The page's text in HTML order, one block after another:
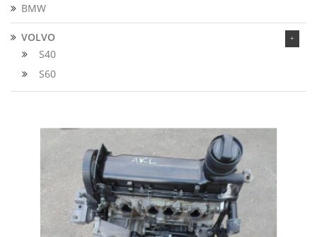
BMW
VOLVO
S40
S60